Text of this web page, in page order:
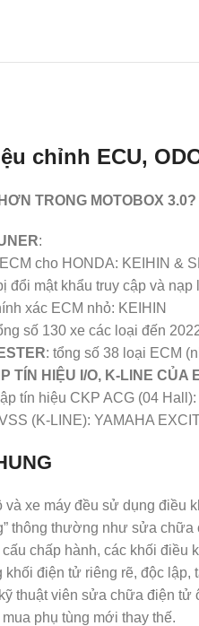
chỉnh ECU,
TRONG MOTOBOX 3.0?
:
cho HONDA: KEIHIN &
đổi mật khẩu truy cập và nạp
xác ECM nhỏ: KEIHIN
số 130 xe các loại đến
: tổng số 38 loại ECM
TÍN HIỆU I/O, K-LINE CỦA
tín hiệu CKP ACG (04
(K-LINE): YAMAHA
và xe máy đều sử dụng
thông thường như sửa
chấp hành, các khối điều
điện tử riêng rẽ, độc
thuật viên sửa chữa điện
phụ tùng mới thay thế.